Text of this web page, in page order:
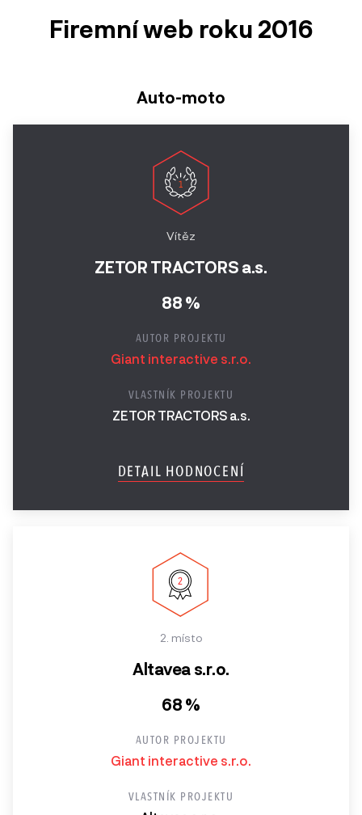
Firemní web roku 2016
Auto-moto
Vítěz
ZETOR TRACTORS a.s.
88 %
AUTOR PROJEKTU
Giant interactive s.r.o.
VLASTNÍK PROJEKTU
ZETOR TRACTORS a.s.
DETAIL HODNOCENÍ
2. místo
Altavea s.r.o.
68 %
AUTOR PROJEKTU
Giant interactive s.r.o.
VLASTNÍK PROJEKTU